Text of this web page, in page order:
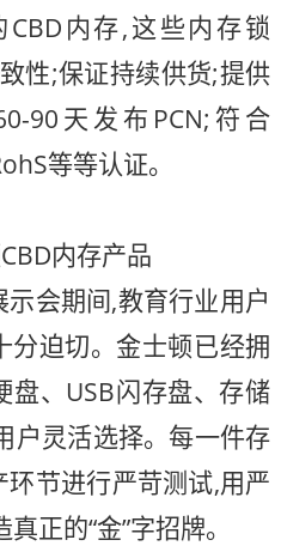
内存,这些内存锁
性;保证持续供货;提供
90天发布PCN;符合
等等认证。
内存产品
会期间,教育行业用户
分迫切。金士顿已经拥
盘、USB闪存盘、存储
户灵活选择。每一件存
节进行严苛测试,用严
正的“金”字招牌。